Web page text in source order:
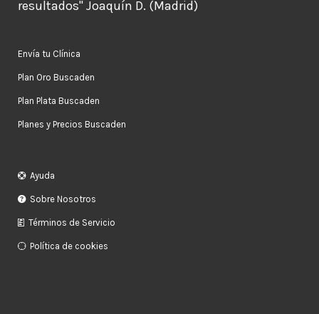
resultados" Joaquín D. (Madrid)
Envía tu Clínica
Plan Oro Buscaden
Plan Plata Buscaden
Planes y Precios Buscaden
Ayuda
Sobre Nosotros
Términos de Servicio
Política de cookies